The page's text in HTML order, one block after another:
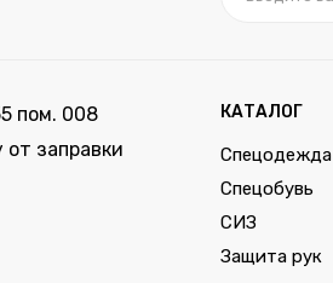
пом. 008
заправки
КАТАЛОГ
Спецодежда
Спецобувь
СИЗ
Защита рук